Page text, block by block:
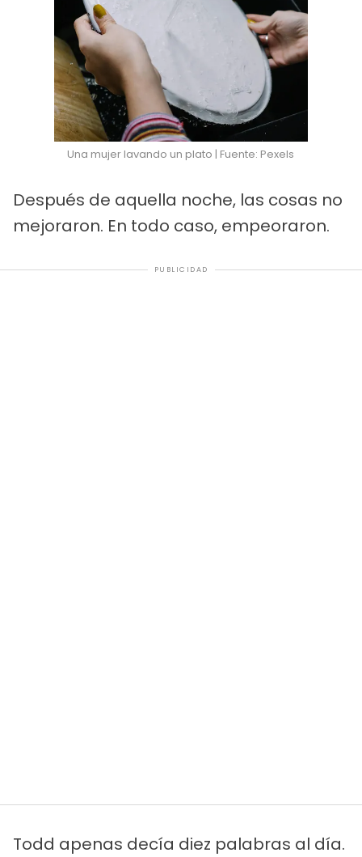
Una mujer lavando un plato | Fuente: Pexels
Después de aquella noche, las cosas no
mejoraron. En todo caso, empeoraron.
PUBLICIDAD
Todd apenas decía diez palabras al día.